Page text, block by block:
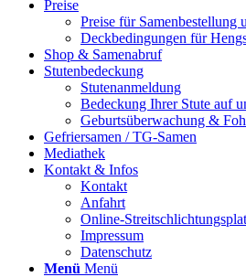
Preise
Preise für Samenbestellung
Deckbedingungen für
Shop & Samenabruf
Stutenbedeckung
Stutenanmeldung
Bedeckung Ihrer Stute auf
Geburtsüberwachung &
Gefriersamen / TG-Samen
Mediathek
Kontakt & Infos
Kontakt
Anfahrt
Online-
Impressum
Datenschutz
Menü Menü